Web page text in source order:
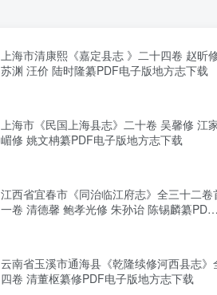
上海市清康熙《嘉定县志 》二十四卷 赵昕
苏渊 汪价 陆时隆纂PDF电子版地方志下载
上海市《民国上海县志》二十卷 吴馨修 江
嵋修 姚文柟纂PDF电子版地方志下载
江西省宜春市《同治临江府志》全三十二卷
一卷 清德馨 鲍孝光修 朱孙诒 陈锡麟纂PDF
云南省玉溪市通海县《乾隆续修河西县志》
四卷 清董枢纂修PDF电子版地方志下载